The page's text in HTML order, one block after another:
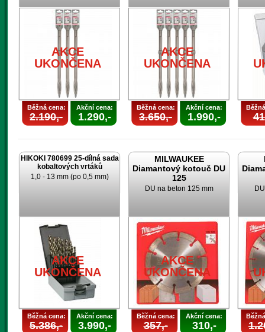
AKCE
UKONČENA
Běžná cena:
2.190,-
Akční cena:
1.290,-
AKCE
UKONČENA
Běžná cena:
3.650,-
Akční cena:
1.990,-
HIKOKI 780699 25-dílná sada
kobaltových vrtáků
1,0 - 13 mm (po 0,5 mm)
AKCE
UKONČENA
Běžná cena:
5.386,-
Akční cena:
3.990,-
MILWAUKEE
Diamantový kotouč DU
125
DU na beton 125 mm
AKCE
UKONČENA
Běžná cena:
357,-
Akční cena:
310,-